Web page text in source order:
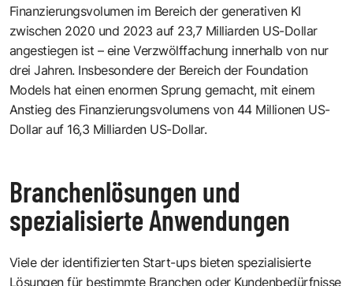
Finanzierungsvolumen im Bereich der generativen KI
zwischen 2020 und 2023 auf 23,7 Milliarden US-Dollar
angestiegen ist – eine Verzwölffachung innerhalb von nur
drei Jahren. Insbesondere der Bereich der Foundation
Models hat einen enormen Sprung gemacht, mit einem
Anstieg des Finanzierungsvolumens von 44 Millionen US-
Dollar auf 16,3 Milliarden US-Dollar.
Branchenlösungen und
spezialisierte Anwendungen
Viele der identifizierten Start-ups bieten spezialisierte
Lösungen für bestimmte Branchen oder Kundenbedürfnisse